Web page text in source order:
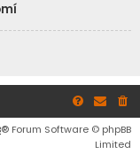
® Forum Software © phpBB
Limited